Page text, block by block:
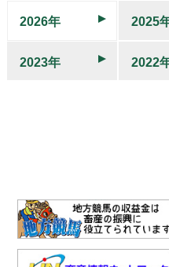
2026年 2025
2023年 2022